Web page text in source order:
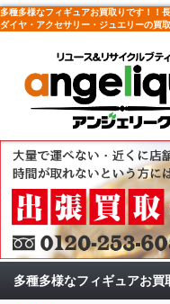
多種多様なフィギュアお買取りです！
ダイヤ・アクセサリー・ジュエリーの買
多種多様なフィギュアお買